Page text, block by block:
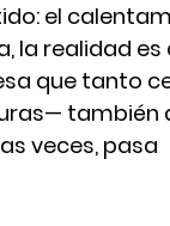
el
la realidad es
que tanto
también
veces, pasa